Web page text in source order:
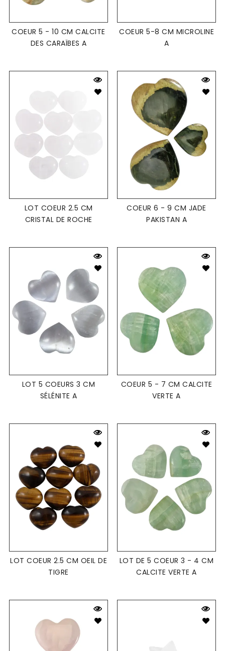
COEUR 5 - 10 CM CALCITE
DES CARAÏBES A
COEUR 5-8 CM MICROLINE
A
LOT COEUR 2.5 CM
CRISTAL DE ROCHE
COEUR 6 - 9 CM JADE
PAKISTAN A
LOT 5 COEURS 3 CM
SÉLÉNITE A
COEUR 5 - 7 CM CALCITE
VERTE A
LOT COEUR 2.5 CM OEIL DE
TIGRE
LOT DE 5 COEUR 3 - 4 CM
CALCITE VERTE A